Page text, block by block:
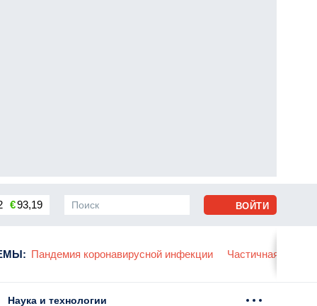
€93,19
: Пандемия коронавирусной инфекции Частичная
ВОЙТИ
Наука и технологии